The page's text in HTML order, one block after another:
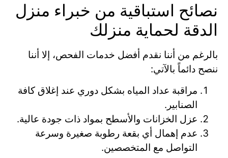
نصائح استباقية من خبراء منزل
الدقة لحماية منزلك
بالرغم من أننا نقدم أفضل خدمات الفحص، إلا أننا
ننصح دائماً بالآتي:
مراقبة عداد المياه بشكل دوري عند إغلاق كافة
الصنابير.
عزل الخزانات والأسطح بمواد ذات جودة عالية.
عدم إهمال أي بقعة رطوبة صغيرة وسرعة
التواصل مع المتخصصين.